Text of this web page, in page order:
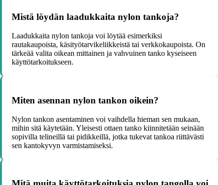
Mistä löydän laadukkaita nylon tankoja?
Laadukkaita nylon tankoja voi löytää esimerkiksi
rautakaupoista, käsityötarvikeliikkeistä tai verkkokaupoista. On
tärkeää valita oikean mittainen ja vahvuinen tanko kyseiseen
käyttötarkoitukseen.
Miten asennan nylon tankon oikein?
Nylon tankon asentaminen voi vaihdella hieman sen mukaan,
mihin sitä käytetään. Yleisesti ottaen tanko kiinnitetään seinään
sopivilla telineillä tai pidikkeillä, jotka tukevat tankoa riittävästi
sen kantokyvyn varmistamiseksi.